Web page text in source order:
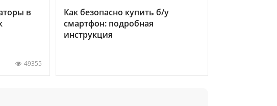
в
49355
Как безопасно купить б/у
смартфон: подробная
инструкция